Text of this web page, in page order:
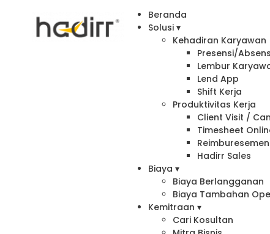
Beranda
Solusi ▾
Kehadiran Karyawan
Presensi/
Lembur
Lend App
Shift Kerja
Produktivitas Kerja
Client Visit /
Timesheet
Hadirr Sales
Biaya ▾
Biaya Berlangganan
Biaya Tambahan
Kemitraan ▾
Cari Kosultan